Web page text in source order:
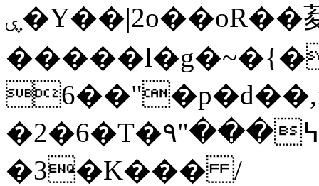
ۑ�Y��|2o��оR��荾
�2�6�T�߆���"۹o������H���i�UD�:�=�mR@�hn��+��!
�3�K��� /